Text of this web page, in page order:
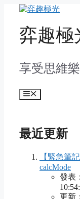
content弈趣極
享受思維
Menu
最近更新
【緊急筆
calcMode
發表
更新